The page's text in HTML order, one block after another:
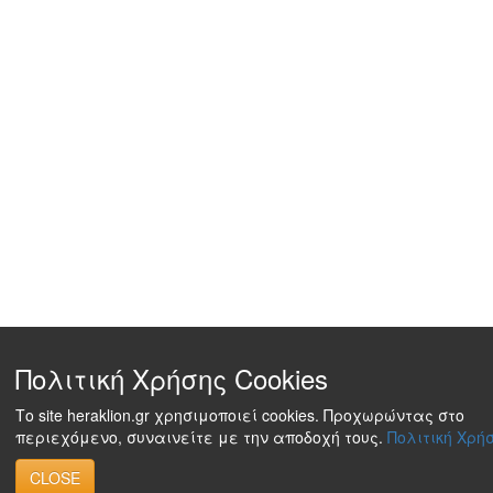
Πολιτική Χρήσης Cookies
Το site heraklion.gr χρησιμοποιεί cookies. Προχωρώντας στο
περιεχόμενο, συναινείτε με την αποδοχή τους. Πολιτική
CLOSE